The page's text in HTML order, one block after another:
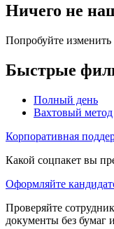
Ничего не
Попробуйте
Быстрые
Полный день
Вахтовый метод
Корпоративная
Какой соцпакет вы
Оформляйте
Проверяйте
документы без бумаг